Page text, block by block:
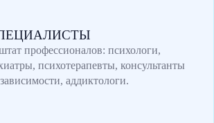
профессионалов: психологи,
психотерапевты, консультанты
аддиктологи.